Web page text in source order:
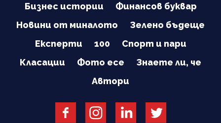
Бизнес истории
Финансов буквар
Новини от миналото
Зелено бъдеще
Експерти
100
Спорт и пари
Класации
Фото есе
Знаете ли, че
Автори